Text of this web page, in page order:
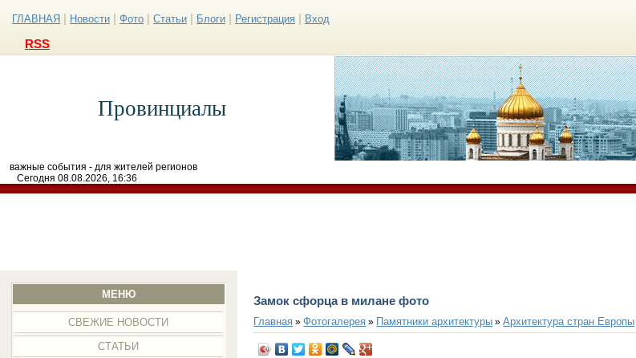
ГЛАВНАЯ Новости Фото Статьи Блоги Регистрация Вход
RSS
Провинциалы
важные события - для жителей регионов
Сегодня 08.08.2026, 16:36
МЕНЮ
СВЕЖИЕ НОВОСТИ
СТАТЬИ
Замок сфорца в милане фото
Главная »Фотогалерея » Памятники архитектуры »Архитектура стран Европы